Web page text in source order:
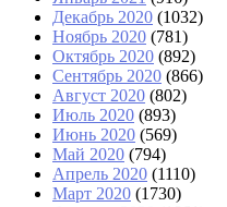
Декабрь 2020 (1032)
Ноябрь 2020 (781)
Октябрь 2020 (892)
Сентябрь 2020 (866)
Август 2020 (802)
Июль 2020 (893)
Июнь 2020 (569)
Май 2020 (794)
Апрель 2020 (1110)
Март 2020 (1730)